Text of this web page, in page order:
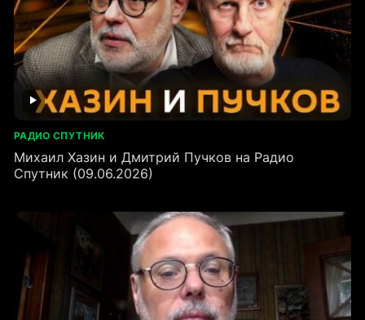
РАДИО СПУТНИК
Михаил Хазин и Дмитрий Пучков на Радио
Спутник (09.06.2026)